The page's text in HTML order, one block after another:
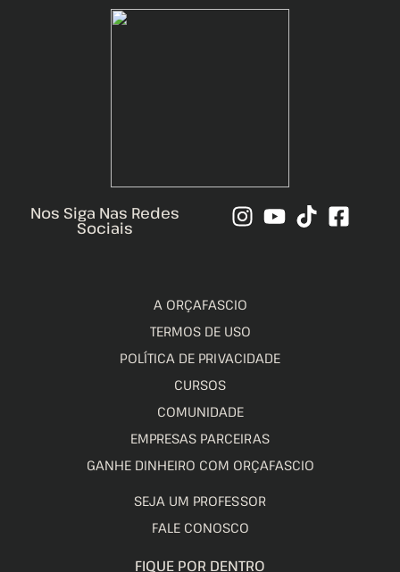
Nos Siga Nas Redes
Sociais
A ORÇAFASCIO
TERMOS DE USO
POLÍTICA DE PRIVACIDADE
CURSOS
COMUNIDADE
EMPRESAS PARCEIRAS
GANHE DINHEIRO COM ORÇAFASCIO
SEJA UM PROFESSOR
FALE CONOSCO
FIQUE POR DENTRO